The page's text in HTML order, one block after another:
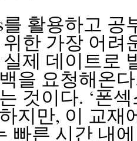
를 활용하고
한 가장 어려
제 데이트로
을 요청해온
것이다. ‘폰
지만, 이 교재
빠른 시간 내